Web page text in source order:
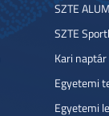
SZTE
SZTE
Kari naptár
Egyetemi
Egyetemi